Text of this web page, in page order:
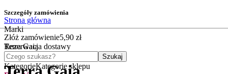
Szczegóły zamówienia
Złóż zamówienie5,90 zł
Rezerwacja dostawy
Czego szukasz?
Szukaj
KategorieKategorie sklepu
Strona główna
Marki
Terra Gaia